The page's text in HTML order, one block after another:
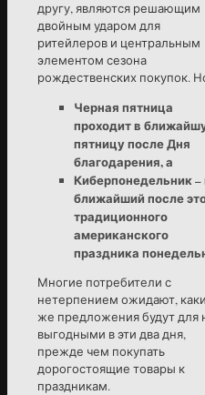
другу, являются решающим
двойным ударом для
ритейлеров и центральным
элементом сезона
рождественских покупок.
Черная пятница
проходит в
пятницу после Дня
благодарения, а
Киберпонедельник –
ближайший после
традиционного
американского
праздника
Многие потребители с
нетерпением ожидают,
же предложения будут для
выгодными в эти два дня,
прежде чем покупать
дорогостоящие товары к
праздникам.